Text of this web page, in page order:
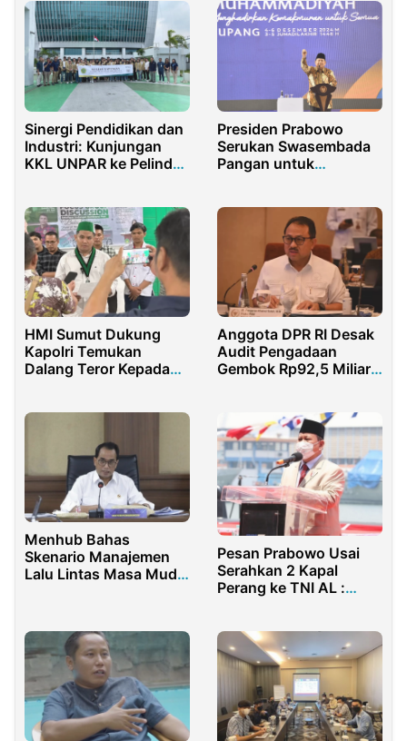
Sinergi Pendidikan dan
Industri: Kunjungan
KKL UNPAR ke Pelindo
Presiden Prabowo
Serukan Swasembada
Pangan untuk
HMI Sumut Dukung
Kapolri Temukan
Dalang Teror Kepada
Anggota DPR RI Desak
Audit Pengadaan
Gembok Rp92,5 Miliar
Menhub Bahas
Skenario Manajemen
Lalu Lintas Masa Mudik
Pesan Prabowo Usai
Serahkan 2 Kapal
Perang ke TNI AL :